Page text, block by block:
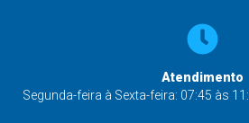
Atendimento
Segunda-feira à Sexta-feira: 07:45 às